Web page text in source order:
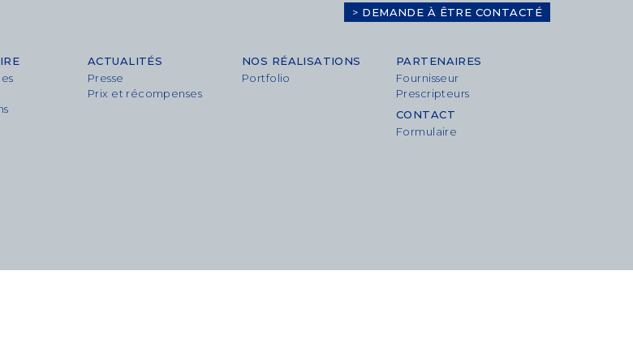
> DEMANDE À ÊTRE CONTACTÉ
ACTUALITÉS
Presse
Prix et récompenses
NOS RÉALISATIONS
Portfolio
PARTENAIRES
Fournisseur
Prescripteurs
CONTACT
Formulaire